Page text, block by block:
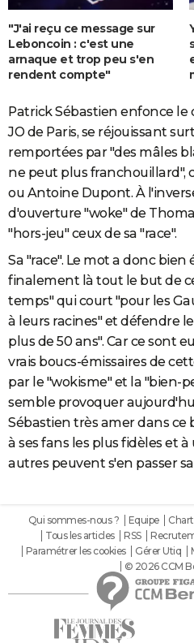
"J'ai reçu ce message sur
Leboncoin : c'est une
arnaque et trop peu s'en
rendent compte"
Patrick Sébastien enfonce
JO de Paris, se réjouissant
remportées par "des mâles
ne peut plus franchouillard",
ou Antoine Dupont. À
d'ouverture "woke" de
"hors-jeu" ceux de sa "race".
Sa "race". Le mot a donc bien
finalement là tout le but de
temps" qui court "pour les
à leurs racines" et défendre
plus de 50 ans". Car ce sont
vrais boucs-émissaires de
par le "wokisme" et la "bien-
semble provoquer
Sébastien très amer dans ce
à ses fans les plus fidèles et
autres peuvent s'en passer
Qui sommes-nous ? Equipe
Tous les articles
RSS
Paramétrer les cookies
Gérer Utiq
© 2026 CCM